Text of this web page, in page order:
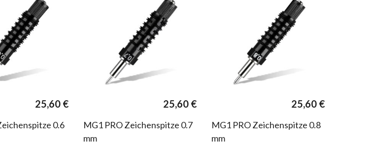
25,60 €
0.6
25,60 €
MG1 PRO Zeichenspitze 0.7
mm
25,60 €
MG1 PRO Zeichenspitze 0.8
mm